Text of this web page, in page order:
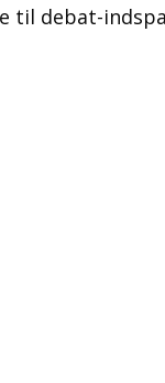
til debat-